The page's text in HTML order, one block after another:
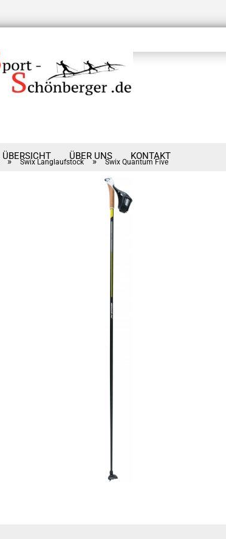
ÜBERSICHT ÜBER UNS KONTAKT
» Swix Langlaufstock » Swix Quantum Five